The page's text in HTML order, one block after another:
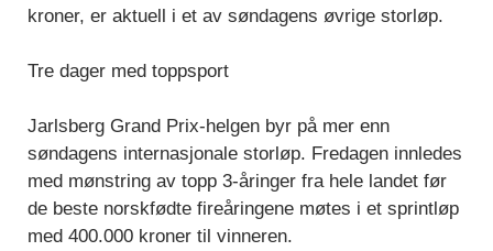
kroner, er aktuell i et av søndagens øvrige storløp.
Tre dager med toppsport
Jarlsberg Grand Prix-helgen byr på mer enn
søndagens internasjonale storløp. Fredagen innledes
med mønstring av topp 3-åringer fra hele landet før
de beste norskfødte fireåringene møtes i et sprintløp
med 400.000 kroner til vinneren.